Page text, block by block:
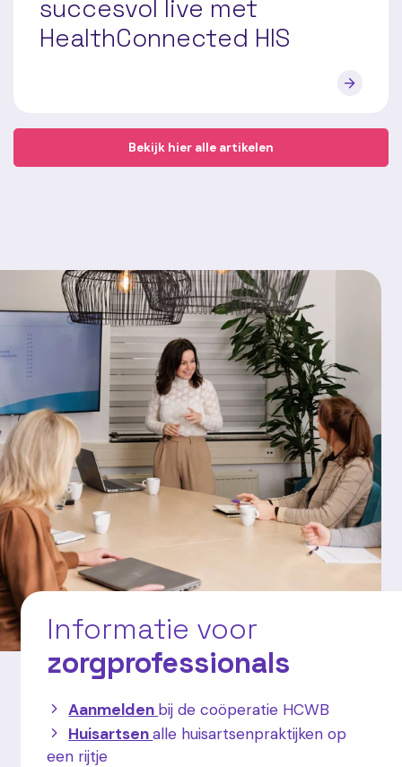
succesvol live met
HealthConnected HIS
Bekijk hier alle artikelen
Informatie voor
zorgprofessionals
Aanmelden bij de coöperatie HCWB
Huisartsenalle huisartsenpraktijken op
een rijtje